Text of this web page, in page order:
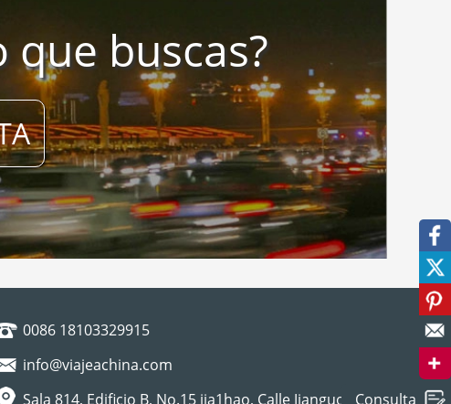
buscas?
0086 18103329915
info@viajeachina.com
Sala 814, Edificio B, No.15 jia1hao, Calle Jianguo,
facebook
Consulta